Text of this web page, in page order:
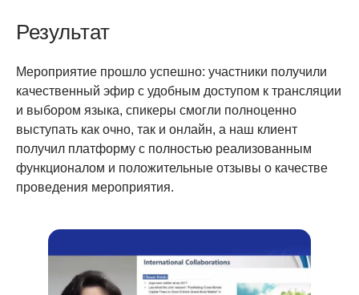
Результат
Мероприятие прошло успешно: участники получили
качественный эфир с удобным доступом к трансляции
и выбором языка, спикеры смогли полноценно
выступать как очно, так и онлайн, а наш клиент
получил платформу с полностью реализованным
функционалом и положительные отзывы о качестве
проведения мероприятия.